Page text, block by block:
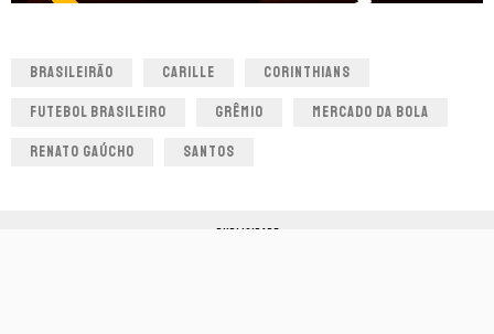
BRASILEIRÃO CARILLE CORINTHIANS
FUTEBOL BRASILEIRO GRÊMIO MERCADO DA BOLA
RENATO GAÚCHO SANTOS
PUBLICIDADE